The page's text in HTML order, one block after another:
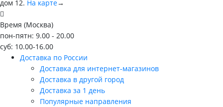
дом 12. На карте→
Время (Москва)
пон-пятн: 9.00 - 20.00
суб: 10.00-16.00
Доставка по России
Доставка для интернет-магазинов
Доставка в другой город
Доставка за 1 день
Популярные направления